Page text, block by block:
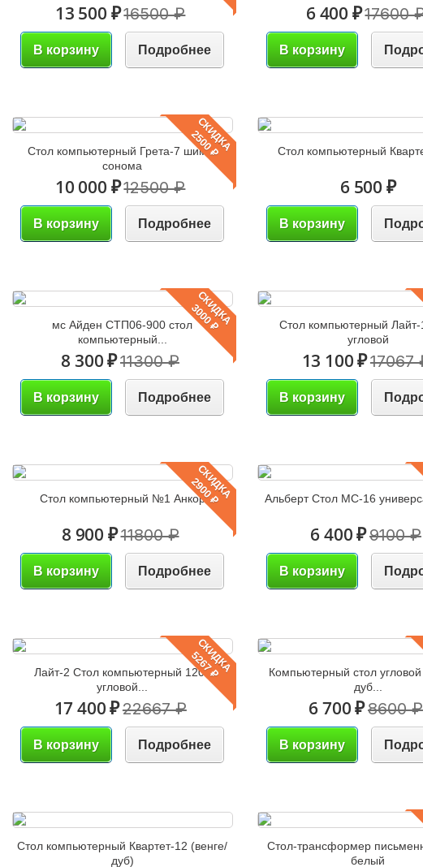
13 500 ₽16500 ₽
В корзину Подробнее
6 400 ₽17600
В корзину
СКИДКА
2500 ₽
Стол компьютерный Грета-7 шимо/
сонома
10 000 ₽12500 ₽
В корзину Подробнее
Стол компьютерный
6 500 ₽
В корзину
СКИДКА
3000 ₽
мс Айден СТП06-900 стол
компьютерный...
8 300 ₽11300 ₽
В корзину Подробнее
Стол компьютерный
угловой
13 100 ₽17067
В корзину
СКИДКА
2900 ₽
Стол компьютерный №1 Анкор
8 900 ₽11800 ₽
В корзину Подробнее
Альберт Стол МС-16
6 400 ₽9100 ₽
В корзину
СКИДКА
5267 ₽
Лайт-2 Стол компьютерный 1200
угловой...
17 400 ₽22667 ₽
В корзину Подробнее
Компьютерный стол
дуб...
6 700 ₽8600 ₽
В корзину
Стол компьютерный Квартет-12 (венге/
дуб)
Стол-трансформер
белый